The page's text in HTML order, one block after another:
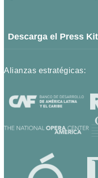
Descarga el Press Kit
Alianzas estratégicas: